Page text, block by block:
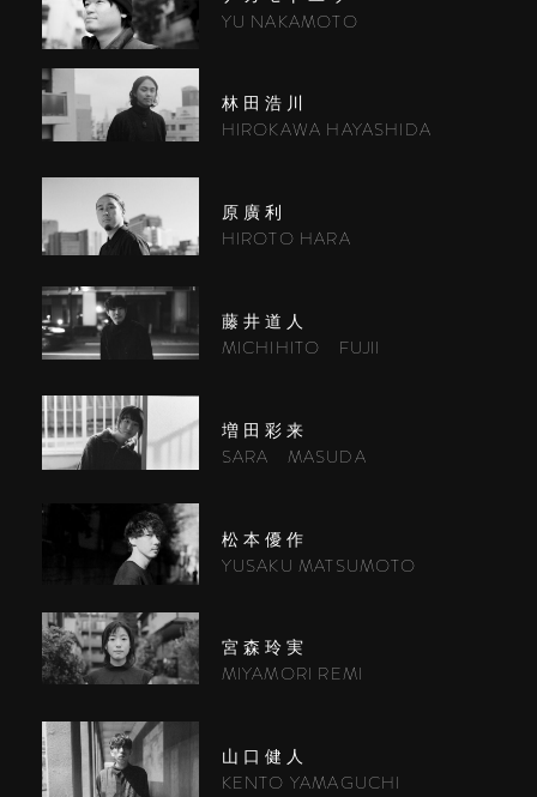
YU NAKAMOTO
林田浩川
HIROKAWA HAYASHIDA
原廣利
HIROTO HARA
藤井道人
MICHIHITO FUJII
増田彩来
SARA MASUDA
松本優作
YUSAKU MATSUMOTO
宮森玲実
MIYAMORI REMI
山口健人
KENTO YAMAGUCHI